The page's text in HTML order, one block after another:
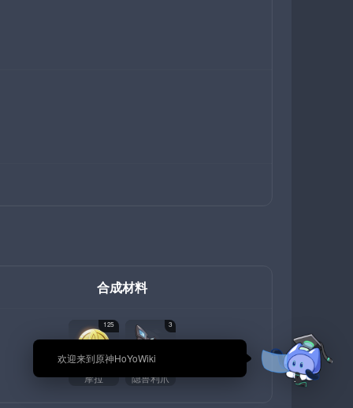
🎉 欢迎来到原神HoYoWiki
合成材料
125
摩拉
3
隐兽利爪